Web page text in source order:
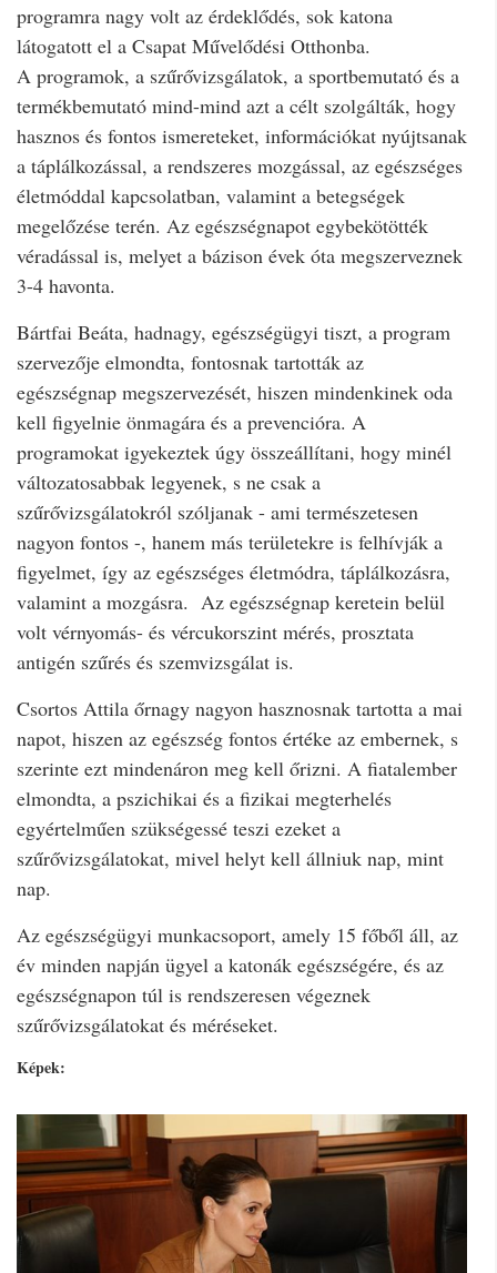
programra nagy volt az érdeklődés, sok katona
látogatott el a Csapat Művelődési Otthonba.
A programok, a szűrővizsgálatok, a sportbemutató és a
termékbemutató mind-mind azt a célt szolgálták, hogy
hasznos és fontos ismereteket, információkat nyújtsanak
a táplálkozással, a rendszeres mozgással, az egészséges
életmóddal kapcsolatban, valamint a betegségek
megelőzése terén. Az egészségnapot egybekötötték
véradással is, melyet a bázison évek óta megszerveznek
3-4 havonta.
Bártfai Beáta, hadnagy, egészségügyi tiszt, a program
szervezője elmondta, fontosnak tartották az
egészségnap megszervezését, hiszen mindenkinek oda
kell figyelnie önmagára és a prevencióra. A
programokat igyekeztek úgy összeállítani, hogy minél
változatosabbak legyenek, s ne csak a
szűrővizsgálatokról szóljanak - ami természetesen
nagyon fontos -, hanem más területekre is felhívják a
figyelmet, így az egészséges életmódra, táplálkozásra,
valamint a mozgásra. Az egészségnap keretein belül
volt vérnyomás- és vércukorszint mérés, prosztata
antigén szűrés és szemvizsgálat is.
Csortos Attila őrnagy nagyon hasznosnak tartotta a mai
napot, hiszen az egészség fontos értéke az embernek, s
szerinte ezt mindenáron meg kell őrizni. A fiatalember
elmondta, a pszichikai és a fizikai megterhelés
egyértelműen szükségessé teszi ezeket a
szűrővizsgálatokat, mivel helyt kell állniuk nap, mint
nap.
Az egészségügyi munkacsoport, amely 15 főből áll, az
év minden napján ügyel a katonák egészségére, és az
egészségnapon túl is rendszeresen végeznek
szűrővizsgálatokat és méréseket.
Képek: